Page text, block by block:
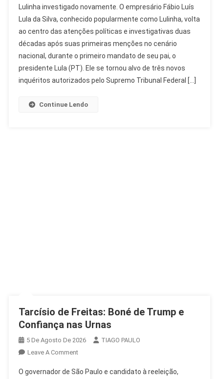
Investigado:
Histórico
De
Apurações
Sem
Condenação
Lulinha investigado novamente. O empresário Fábio Luís
Lula da Silva, conhecido popularmente como Lulinha, volta
ao centro das atenções políticas e investigativas duas
décadas após suas primeiras menções no cenário
nacional, durante o primeiro mandato de seu pai, o
presidente Lula (PT). Ele se tornou alvo de três novos
inquéritos autorizados pelo Supremo Tribunal Federal […]
Continue Lendo
Tarcísio de Freitas: Boné de Trump e
Confiança nas Urnas
5 De Agosto De 2026
TIAGO PAULO
Leave A CommentOn
De
O governador de São Paulo e candidato à reeleição,